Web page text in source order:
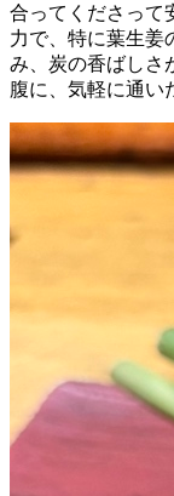
合ってくださって
力で、特に葉生姜
み、炭の香ばしさ
腹に、気軽に通い